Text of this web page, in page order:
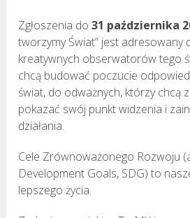
Zgłoszenia do31 października
tworzymy Świat” jest adresowany
kreatywnych obserwatorów tego
chcą budować poczucie
świat, do odważnych, którzy chcą
pokazać swój punkt widzenia i
działania.
Cele Zrównoważonego Rozwoju
Development Goals, SDG) to
lepszego życia.